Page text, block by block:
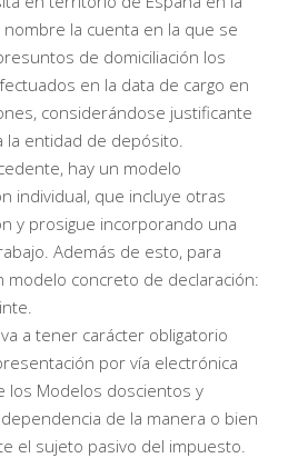
la cuenta en la que se
de domiciliación los
en la data de cargo en
considerándose justificante
entidad de depósito.
hay un modelo
individual, que incluye otras
y prosigue incorporando una
Además de esto, para
modelo concreto de declaración:
a tener carácter obligatorio
por vía electrónica
los Modelos doscientos y
de la manera o bien
el sujeto pasivo del impuesto.